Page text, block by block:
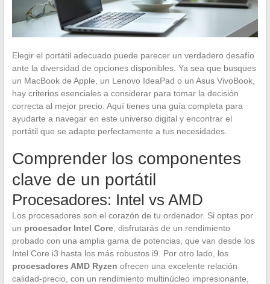
Elegir el portátil adecuado puede parecer un verdadero desafío
ante la diversidad de opciones disponibles. Ya sea que busques
un MacBook de Apple, un Lenovo IdeaPad o un Asus VivoBook,
hay criterios esenciales a considerar para tomar la decisión
correcta al mejor precio. Aquí tienes una guía completa para
ayudarte a navegar en este universo digital y encontrar el
portátil que se adapte perfectamente a tus necesidades.
Comprender los componentes
clave de un portátil
Procesadores: Intel vs AMD
Los procesadores son el corazón de tu ordenador. Si optas por
un procesador Intel Core, disfrutarás de un rendimiento
probado con una amplia gama de potencias, que van desde los
Intel Core i3 hasta los más robustos i9. Por otro lado, los
procesadores AMD Ryzen ofrecen una excelente relación
calidad-precio, con un rendimiento multinúcleo impresionante,